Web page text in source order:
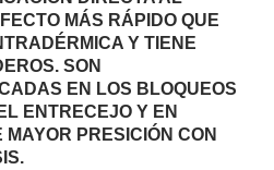
MÁS RÁPIDO QUE
Y TIENE
SON
EN LOS BLOQUEOS
ENTRECEJO Y EN
PRESICIÓN CON